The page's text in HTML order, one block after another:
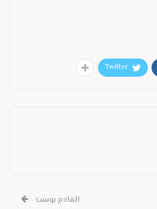
Twitter
القادم بوست